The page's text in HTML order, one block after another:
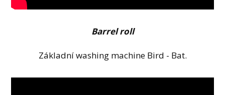
Barrel roll
Základní washing machine Bird - Bat.